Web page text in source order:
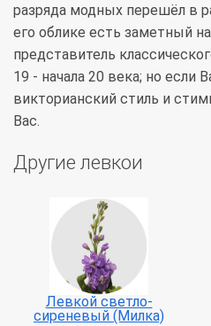
разряда модных перешёл в
его облике есть заметный
представитель
19 - начала 20 века; но если
викторианский стиль и
Вас.
Другие левкои
Левкой светло-
сиреневый (Милка)